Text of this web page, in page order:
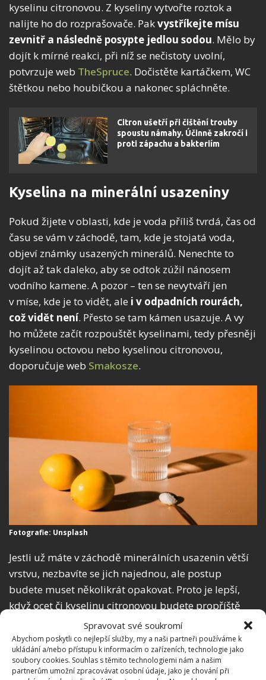
Spravovat své soukromí
Abychom poskytli co nejlepší služby, my a naši partneři používáme k
ukládání a/nebo přístupu k informacím o zařízeních, technologie jako
soubory cookies. Souhlas s těmito technologiemi nám a našim
partnerům umožní zpracovávat osobní údaje, jako je chování při
kyselinu citronovou. Z kyseliny vytvořte roztok a
nalijte ho do rozprašovače. Pakvystříkejte mísu
zevnitř a následně posypte jedlou sodou. Mělo by
dojít k mírné reakci, při níž se nečistoty uvolní,
potvrzuje web TheSpruce. Dočistěte kartáčkem, WC
štětkou nebo houbičkou a nakonec spláchněte.
Citron ušetří při čištění trouby
spoustu námahy. Účinně zakročí i
proti zápachu a bakteriím
Kyselina na minerální usazeniny
Pokud žijete v oblasti, kde je voda příliš tvrdá, čas od
času se vám v záchodě, tam, kde je stojatá voda,
objeví známky usazených minerálů. Nenechte to
dojít až tak daleko, aby se odtok zúžil nánosem
vodního kamene. A pozor – ten se nevytváří jen
v míse, kde je to vidět, ale i v odpadních rourách,
což vidět není. Přesto se tam kámen usazuje. A vy
ho můžete začít rozpouštět kyselinami, tedy přesněji
kyselinou octovou nebo kyselinou citronovou,
doporučuje web Smakosze.
Fotografie: Unsplash
Jestli už máte v záchodě minerálních usazenin větší
vrstvu, nezbavíte se jich najednou, ale postup
budete muset několikrát opakovat. Proto je lepší,
když ocet či kyselinu citronovou budete propříště
používat průběžně. Než půjdete spát,
stojaté vody v odtoku z WC mísy. Pak vytvořte
silný roztok octa s vodou (1 : 1) a do odtoku ho
nalijte. Nechte působit celou noc, ráno použijte WC